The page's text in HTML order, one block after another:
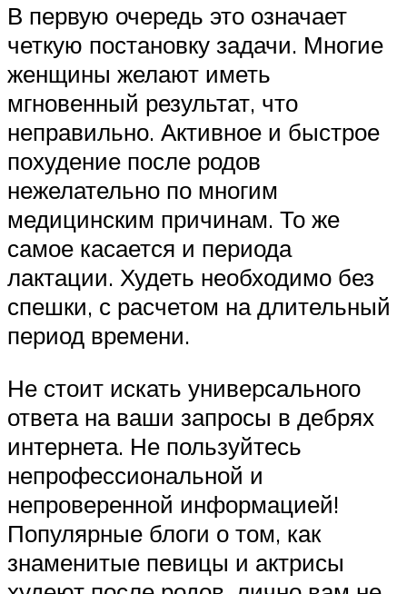
В первую очередь это означает
четкую постановку задачи. Многие
женщины желают иметь
мгновенный результат, что
неправильно. Активное и быстрое
похудение после родов
нежелательно по многим
медицинским причинам. То же
самое касается и периода
лактации. Худеть необходимо без
спешки, с расчетом на длительный
период времени.
Не стоит искать универсального
ответа на ваши запросы в дебрях
интернета. Не пользуйтесь
непрофессиональной и
непроверенной информацией!
Популярные блоги о том, как
знаменитые певицы и актрисы